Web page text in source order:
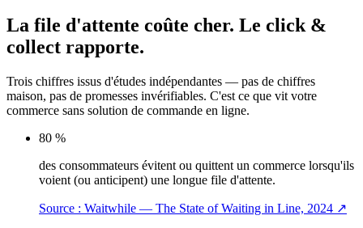
La file d'attente coûte cher. Le click &
collect rapporte.
Trois chiffres issus d'études indépendantes — pas de chiffres
maison, pas de promesses invérifiables. C'est ce que vit votre
commerce sans solution de commande en ligne.
80 %
des consommateurs évitent ou quittent un commerce lorsqu'ils
voient (ou anticipent) une longue file d'attente.
Source : Waitwhile — The State of Waiting in Line, 2024 ↗